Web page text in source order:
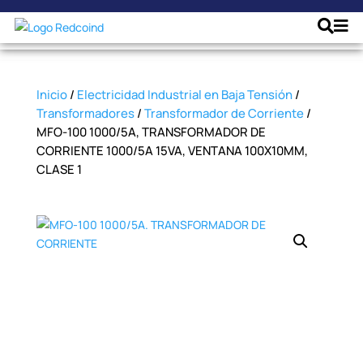
Inicio/ Electricidad Industrial en Baja Tensión/
Transformadores/Transformador de Corriente/
MFO-100 1000/5A, TRANSFORMADOR DE
CORRIENTE 1000/5A 15VA, VENTANA 100X10MM,
CLASE 1